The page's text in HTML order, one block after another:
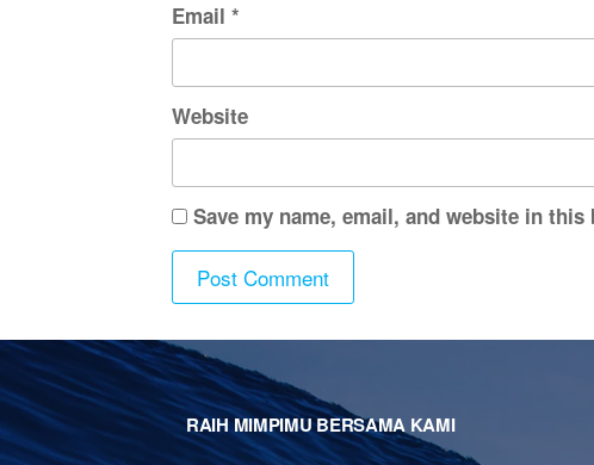
Email*
Website
Save my name, email, and website in
RAIH MIMPIMU BERSAMA KAMI